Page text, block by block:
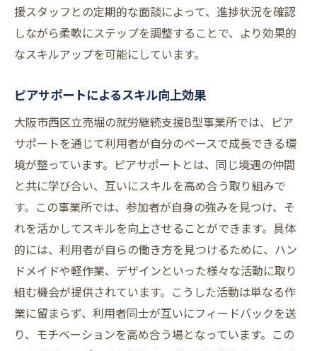
援スタッフとの定期的な面談によって、進捗状況を確認
しながら柔軟にステップを調整することで、より効果的
なスキルアップを可能にしています。
ピアサポートによるスキル向上効果
大阪市西区立売堀の就労継続支援B型事業所では、ピア
サポートを通じて利用者が自分のペースで成長できる環
境が整っています。ピアサポートとは、同じ境遇の仲間
と共に学び合い、互いにスキルを高め合う取り組みで
す。この事業所では、参加者が自身の強みを見つけ、そ
れを活かしてスキルを向上させることができます。具体
的には、利用者が自らの働き方を見つけるために、ハン
ドメイドや軽作業、デザインといった様々な活動に取り
組む機会が提供されています。こうした活動は単なる作
業に留まらず、利用者同士が互いにフィードバックを送
り、モチベーションを高め合う場となっています。この